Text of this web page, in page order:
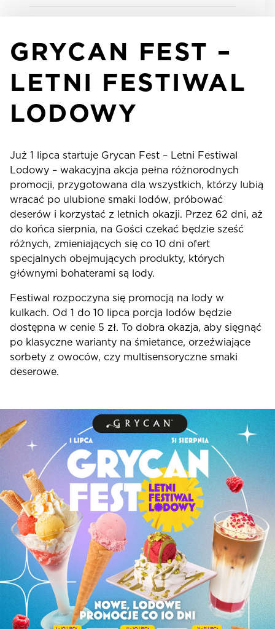
GRYCAN FEST –
LETNI FESTIWAL
LODOWY
Już 1 lipca startuje Grycan Fest – Letni Festiwal
Lodowy – wakacyjna akcja pełna różnorodnych
promocji, przygotowana dla wszystkich, którzy lubią
wracać po ulubione smaki lodów, próbować
deserów i korzystać z letnich okazji. Przez 62 dni, aż
do końca sierpnia, na Gości czekać będzie sześć
różnych, zmieniających się co 10 dni ofert
specjalnych obejmujących produkty, których
głównymi bohaterami są lody.
Festiwal rozpoczyna się promocją na lody w
kulkach. Od 1 do 10 lipca porcja lodów będzie
dostępna w cenie 5 zł. To dobra okazja, aby sięgnąć
po klasyczne warianty na śmietance, orzeźwiające
sorbety z owoców, czy multisensoryczne smaki
deserowe.